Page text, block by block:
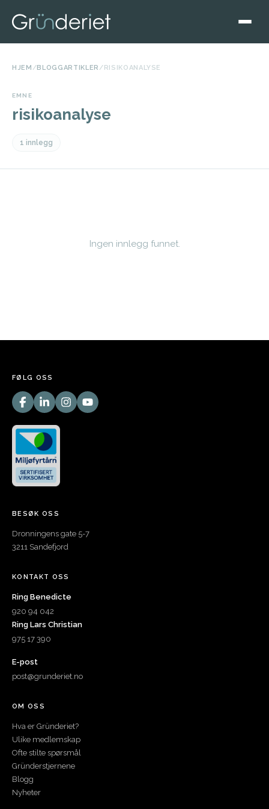
HJEM /BLOGGARTIKLER /RISIKOANALYSE
EMNE
risikoanalyse
1 innlegg
Ingen innlegg funnet.
FØLG OSS
BESØK OSS
Dronningens gate 5-7
3211 Sandefjord
KONTAKT OSS
Ring Benedicte
920 94 042
Ring Lars Christian
975 17 390
E-post
post@grunderiet.no
OM OSS
Hva er Gründeriet?
Ulike medlemskap
Ofte stilte spørsmål
Gründerstjernene
Blogg
Nyheter